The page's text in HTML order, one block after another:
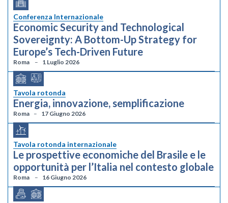
Conferenza Internazionale
Economic Security and Technological
Sovereignty: A Bottom-Up Strategy for
Europe’s Tech-Driven Future
Roma 1 Luglio 2026
Tavola rotonda
Energia, innovazione, semplificazione
Roma 17 Giugno 2026
Tavola rotonda internazionale
Le prospettive economiche del Brasile e le
opportunità per l’Italia nel contesto globale
Roma 16 Giugno 2026